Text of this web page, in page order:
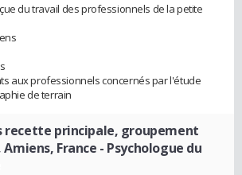
du travail des professionnels de la petite
aux professionnels concernés par l'étude
de terrain
recette principale, groupement
France - Psychologue du